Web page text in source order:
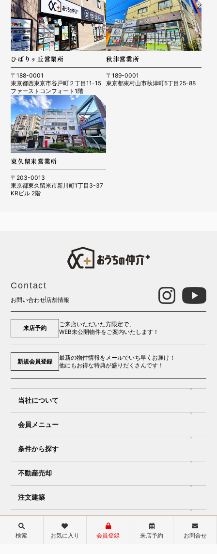
ひばりヶ丘営業所
〒188-0001
東京都西東京市谷戸町２丁目11-15
ファーストコンフォート1階
秋津営業所
〒189-0001
東京都東村山市秋津町5丁目25-88
東久留米営業所
〒203-0013
東京都東久留米市新川町1丁目3-37
KRビル 2階
Contact
お問い合わせ 店舗情報
来店予約
ご来店いただいた方限定で、
WEB未公開物件をご案内いたします！
新規会員登録
最新の物件情報をメールでいち早くお届け！
他にもお得な特典が盛りだくさんです！
当社について
会員メニュー
条件から探す
不動産売却
注文建築
リフォーム
店舗ページ
検索 お気に入り 会員登録 来店予約 お問合せ